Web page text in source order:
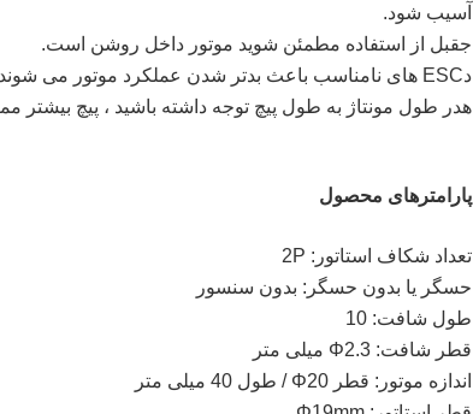
آسیب شود.
جقبل از استفاده مطمئن شوید موتور داخل روشن است.
دESC های نامناسب باعث بدتر شدن عملکرد موتور می شوند.لطفاً از ESC همسان استفاده کنید.
هدر طول مونتاژ به طول پیچ توجه داشته باشید ، پیچ
پارامترهای محصول
تعداد شکاف استاتور: 2P
حسگر یا بدون حسگر: بدون سنسور
طول شافت: 10
قطر شافت: Φ2.3 میلی متر
اندازه موتور: قطر Φ20 / طول 40 میلی متر